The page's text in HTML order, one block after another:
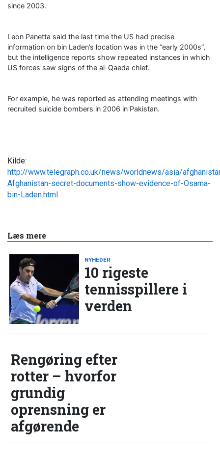
since 2003.
Leon Panetta said the last time the US had precise
information on bin Laden’s location was in the “early 2000s”,
but the intelligence reports show repeated instances in which
US forces saw signs of the al-Qaeda chief.
For example, he was reported as attending meetings with
recruited suicide bombers in 2006 in Pakistan.
Kilde:
http://www.telegraph.co.uk/news/worldnews/asia/
Afghanistan-secret-documents-show-evidence-of-Osama-
bin-Laden.html
Læs mere
NYHEDER
10 rigeste
tennisspillere i
verden
Rengøring efter
rotter – hvorfor
grundig
oprensning er
afgørende